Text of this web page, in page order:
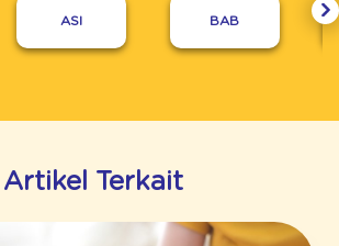
ASI BAB
Artikel Terkait